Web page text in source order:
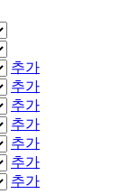
추가
추가
추가
추가
추가
추가
추가